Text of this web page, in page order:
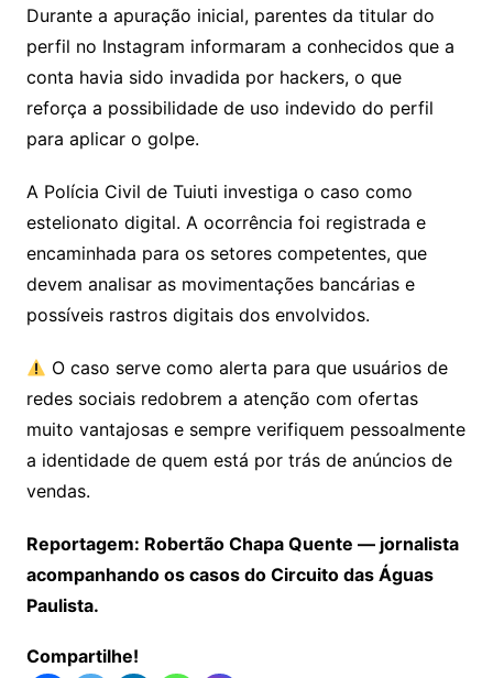
Durante a apuração inicial, parentes da titular do
perfil no Instagram informaram a conhecidos que a
conta havia sido invadida por hackers, o que
reforça a possibilidade de uso indevido do perfil
para aplicar o golpe.
A Polícia Civil de Tuiuti investiga o caso como
estelionato digital. A ocorrência foi registrada e
encaminhada para os setores competentes, que
devem analisar as movimentações bancárias e
possíveis rastros digitais dos envolvidos.
O caso serve como alerta para que usuários de
redes sociais redobrem a atenção com ofertas
muito vantajosas e sempre verifiquem pessoalmente
a identidade de quem está por trás de anúncios de
vendas.
Reportagem: Robertão Chapa Quente — jornalista
acompanhando os casos do Circuito das Águas
Paulista.
Compartilhe!